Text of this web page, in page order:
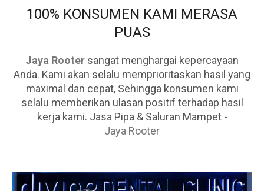
100% KONSUMEN KAMI MERASA
PUAS
Jaya Rooter sangat menghargai kepercayaan
Anda. Kami akan selalu memprioritaskan hasil yang
maximal dan cepat, Sehingga konsumen kami
selalu memberikan ulasan positif terhadap hasil
kerja kami. Jasa Pipa & Saluran Mampet -
Jaya Rooter